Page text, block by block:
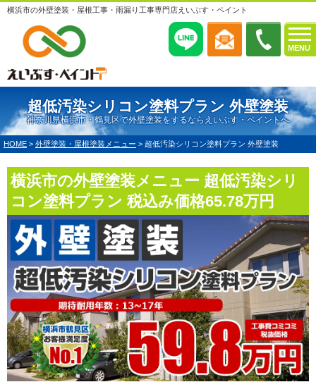
MENU
横浜市の外壁塗装・屋根工事・雨漏り工事専門店えいぶす・ペイント
超低汚染シリコン塗料プラン 外壁塗装
神奈川県横浜市・鶴見区で外壁塗装をするならえいぶす・ペイントへ
HOME > 外壁塗装・屋根塗装メニュー > 超低汚染シリコン塗料プラン 外壁塗装
横浜市の外壁塗装メニュー 超低汚染シリ
コン塗料プラン 税込み価格65.78万円